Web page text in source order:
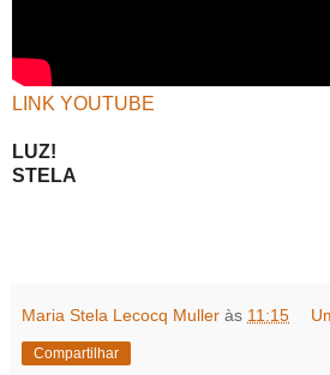
LINK YOUTUBE
LUZ!
STELA
Maria Stela Lecocq Muller às 11:15
Compartilhar